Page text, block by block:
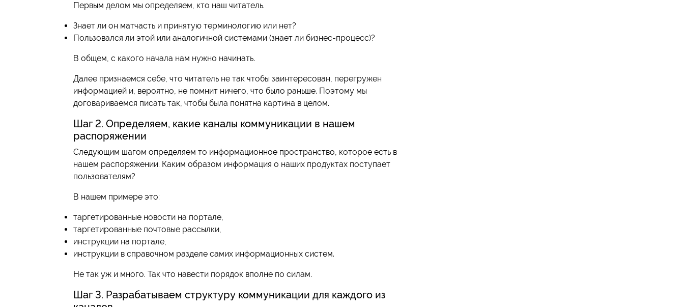
Первым делом мы определяем, кто наш читатель.
Знает ли он матчасть и принятую терминологию или нет?
Пользовался ли этой или аналогичной системами (знает ли бизнес-процесс)?
В общем, с какого начала нам нужно начинать.
Далее признаемся себе, что читатель не так чтобы заинтересован, перегружен
информацией и, вероятно, не помнит ничего, что было раньше. Поэтому мы
договариваемся писать так, чтобы была понятна картина в целом.
Шаг 2. Определяем, какие каналы коммуникации в нашем
распоряжении
Следующим шагом определяем то информационное пространство, которое есть в
нашем распоряжении. Каким образом информация о наших продуктах поступает
пользователям?
В нашем примере это:
таргетированные новости на портале,
таргетированные почтовые рассылки,
инструкции на портале,
инструкции в справочном разделе самих информационных систем.
Не так уж и много. Так что навести порядок вполне по силам.
Шаг 3. Разрабатываем структуру коммуникации для каждого из